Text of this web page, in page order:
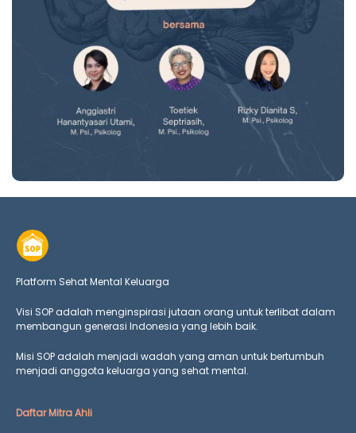
Platform Sehat Mental Keluarga
Visi SOP adalah menginspirasi jutaan orang untuk terlibat dalam
membangun generasi Indonesia yang lebih baik.
Misi SOP adalah menjadi wadah yang aman untuk bertumbuh
menjadi anggota keluarga yang sehat mental.
Daftar Mitra Ahli